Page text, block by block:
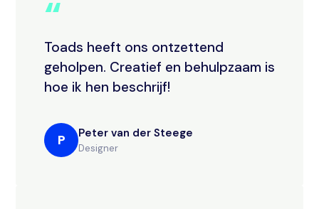
“
Toads heeft ons ontzettend
geholpen. Creatief en behulpzaam is
hoe ik hen beschrijf!
P Peter van der Steege
Designer